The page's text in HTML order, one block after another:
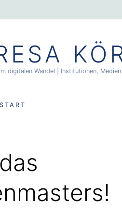
digitalen Wandel | Institutionen,
START